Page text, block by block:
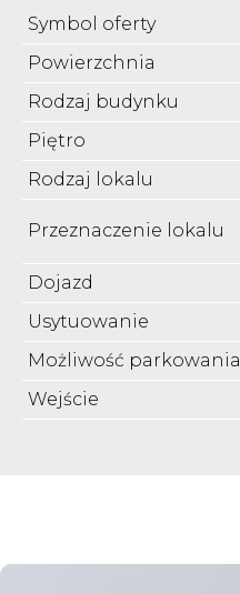
Symbol oferty
Powierzchnia
Rodzaj budynku
Piętro
Rodzaj lokalu
Przeznaczenie lokalu
Dojazd
Usytuowanie
Możliwość parkowania
Wejście